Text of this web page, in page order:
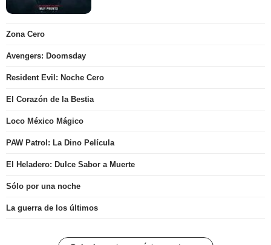
Zona Cero
Avengers: Doomsday
Resident Evil: Noche Cero
El Corazón de la Bestia
Loco México Mágico
PAW Patrol: La Dino Película
El Heladero: Dulce Sabor a Muerte
Sólo por una noche
La guerra de los últimos